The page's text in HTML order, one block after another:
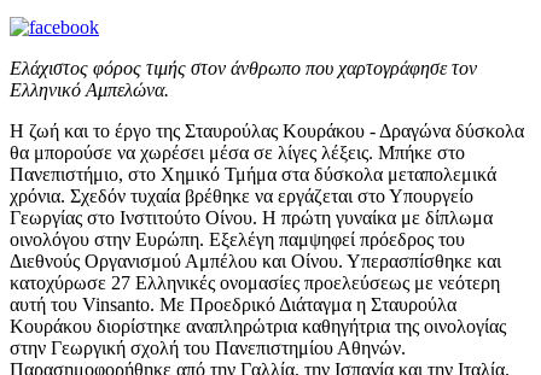
Ελάχιστος φόρος τιμής στον άνθρωπο που χαρτογράφησε τον
Ελληνικό Αμπελώνα.
Η ζωή και το έργο της Σταυρούλας Κουράκου - Δραγώνα δύσκολα
θα μπορούσε να χωρέσει μέσα σε λίγες λέξεις. Μπήκε στο
Πανεπιστήμιο, στο Χημικό Τμήμα στα δύσκολα μεταπολεμικά
χρόνια. Σχεδόν τυχαία βρέθηκε να εργάζεται στο Υπουργείο
Γεωργίας στο Ινστιτούτο Οίνου. Η πρώτη γυναίκα με δίπλωμα
οινολόγου στην Ευρώπη. Εξελέγη παμψηφεί πρόεδρος του
Διεθνούς Οργανισμού Αμπέλου και Οίνου. Υπερασπίσθηκε και
κατοχύρωσε 27 Ελληνικές ονομασίες προελεύσεως με νεότερη
αυτή του Vinsanto. Με Προεδρικό Διάταγμα η Σταυρούλα
Κουράκου διορίστηκε αναπληρώτρια καθηγήτρια της οινολογίας
στην Γεωργική σχολή του Πανεπιστημίου Αθηνών.
Παρασημοφορήθηκε από την Γαλλία, την Ισπανία και την Ιταλία.